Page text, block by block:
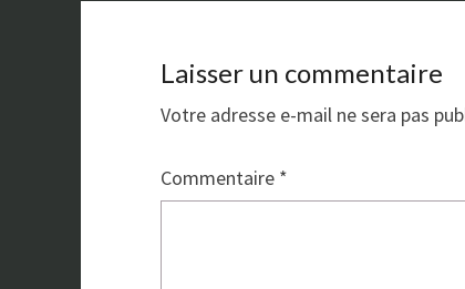
Laisser un commentaire
Votre adresse e-mail ne sera pas
Commentaire *